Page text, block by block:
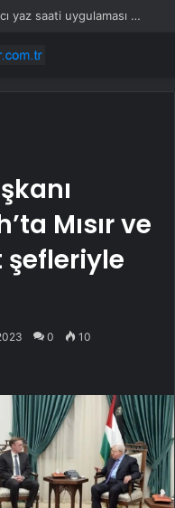
Türkiye’nin 10 yıldır kullandığı kalıcı yaz saati uygulaması Trump’ın da radarında
Mısır ve
0 10